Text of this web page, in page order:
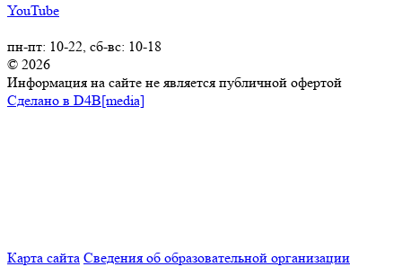
YouTube
пн-пт: 10-22, сб-вс: 10-18
© 2026
Информация на сайте не является публичной офертой
Сделано в D4B[media]
Карта сайта Сведения об образовательной организации